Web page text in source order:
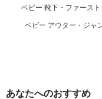
ベビー 靴下・ファース
ベビー アウター・ジャ
あなたへのおすすめ